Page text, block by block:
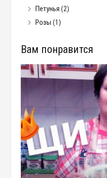
Петунья (2)
Розы (1)
Вам понравится